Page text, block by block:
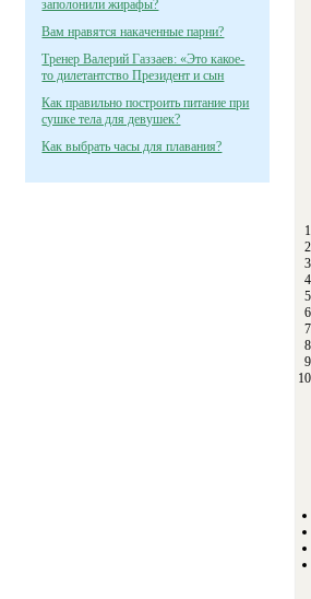
заполонили жирафы?
Вам нравятся накаченные парни?
Тренер Валерий Газзаев: «Это какое-
то дилетантство Президент и сын
Как правильно построить питание при
сушке тела для девушек?
Как выбрать часы для плавания?